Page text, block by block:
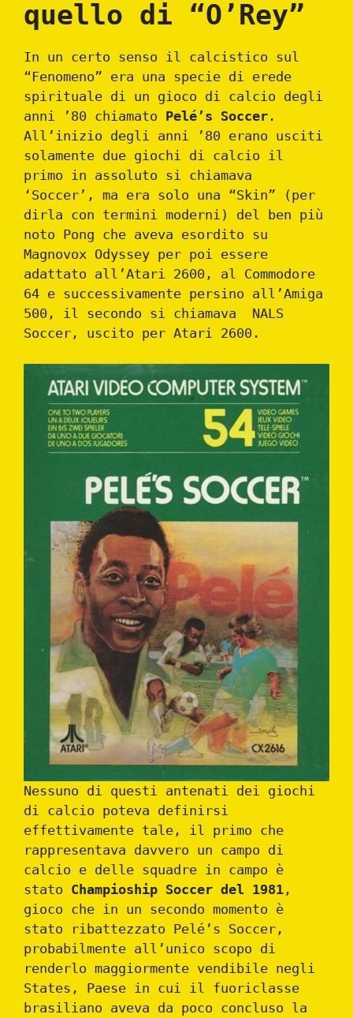
quello di “O’Rey”
In un certo senso il calcistico sul
“Fenomeno” era una specie di erede
spirituale di un gioco di calcio degli
anni ’80 chiamato Pelé’s Soccer .
All’inizio degli anni ’80 erano usciti
solamente due giochi di calcio il
primo in assoluto si chiamava
‘Soccer’, ma era solo una “Skin” (per
dirla con termini moderni) del ben più
noto Pong che aveva esordito su
Magnovox Odyssey per poi essere
adattato all’Atari 2600, al Commodore
64 e successivamente persino all’Amiga
500, il secondo si chiamava NALS
Soccer, uscito per Atari 2600.
Nessuno di questi antenati dei giochi
di calcio poteva definirsi
effettivamente tale, il primo che
rappresentava davvero un campo di
calcio e delle squadre in campo è
stato Champioship Soccer del 1981 ,
gioco che in un secondo momento è
stato ribattezzato Pelé’s Soccer,
probabilmente all’unico scopo di
renderlo maggiormente vendibile negli
States, Paese in cui il fuoriclasse
brasiliano aveva da poco concluso la